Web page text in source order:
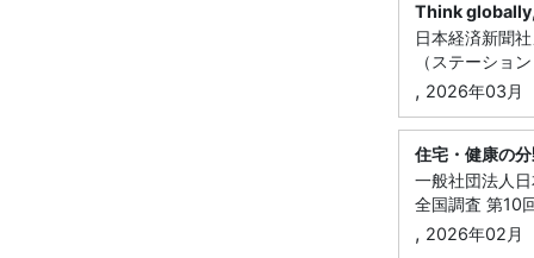
Think globally,
日本経済新聞
（ステーショ
, 2026年03月
住宅・健康の
一般社団法人
全国調査 第10
, 2026年02月